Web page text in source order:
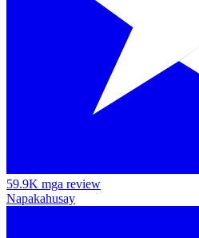
59.9K mga review
Napakahusay